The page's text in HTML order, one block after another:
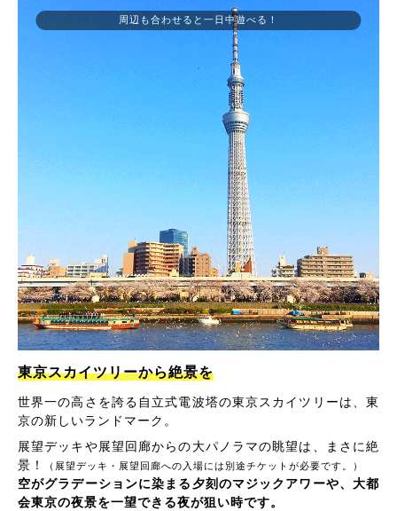
周辺も合わせると一日中遊べる！
東京スカイツリーから絶景を
世界一の高さを誇る自立式電波塔の東京スカイツリーは、東
京の新しいランドマーク。
展望デッキや展望回廊からの大パノラマの眺望は、まさに絶
景！
（展望デッキ・展望回廊への入場には別途チケットが必要です。）
空がグラデーションに染まる夕刻のマジックアワーや、大都
会東京の夜景を一望できる夜が狙い時です。